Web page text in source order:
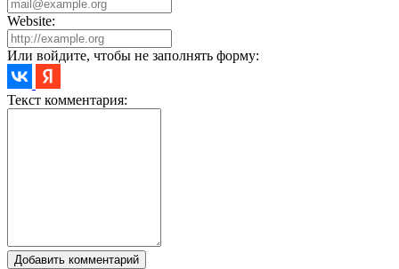
Website:
Или войдите, чтобы не заполнять форму:
Текст комментария:
Добавить комментарий